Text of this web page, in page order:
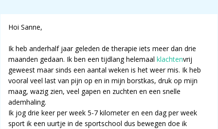
Hoi Sanne,
Ik heb anderhalf jaar geleden de therapie iets meer dan drie
maanden gedaan. Ik ben een tijdlang helemaal klachtenvrij
geweest maar sinds een aantal weken is het weer mis. Ik heb
vooral veel last van pijn op en in mijn borstkas, druk op mijn
maag, wazig zien, veel gapen en zuchten en een snelle
ademhaling.
Ik jog drie keer per week 5-7 kilometer en een dag per week
sport ik een uurtje in de sportschool dus bewegen doe ik